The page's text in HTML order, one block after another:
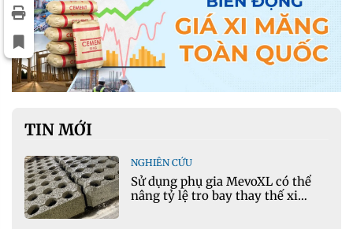
TIN MỚI
NGHIÊN CỨU
Sử dụng phụ gia MevoXL có thể
nâng tỷ lệ tro bay thay thế xi